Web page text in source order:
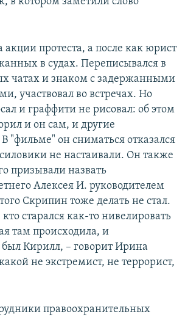
протеста, а после как юрист
в судах. Переписывался в
чатах и знаком с задержанными
участвовал во встречах. Но
и граффити не рисовал: об этом
и он сам, и другие
"фильме" он сниматься отказался
не настаивали. Он также
призывали назвать
Алексея И. руководителем
Скрипин тоже делать не стал.
старался как-то нивелировать
там происходила, и
был Кирилл, – говорит Ирина
не экстремист, не террорист,
правоохранительных